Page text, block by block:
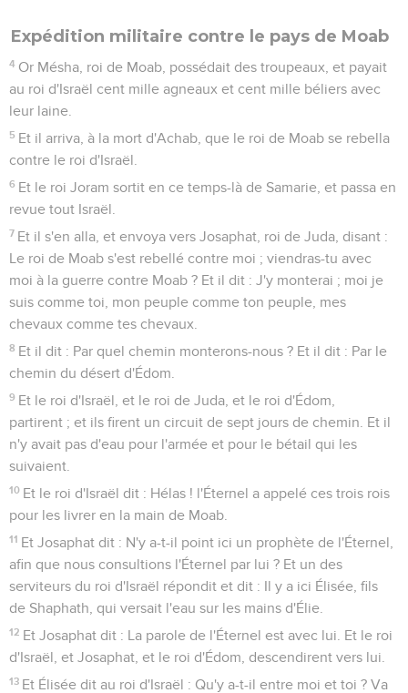
Expédition militaire contre le pays de Moab
4 Or Mésha, roi de Moab, possédait des troupeaux, et payait
au roi d'Israël cent mille agneaux et cent mille béliers avec
leur laine.
5 Et il arriva, à la mort d'Achab, que le roi de Moab se rebella
contre le roi d'Israël.
6 Et le roi Joram sortit en ce temps-là de Samarie, et passa en
revue tout Israël.
7 Et il s'en alla, et envoya vers Josaphat, roi de Juda, disant :
Le roi de Moab s'est rebellé contre moi ; viendras-tu avec
moi à la guerre contre Moab ? Et il dit : J'y monterai ; moi je
suis comme toi, mon peuple comme ton peuple, mes
chevaux comme tes chevaux.
8 Et il dit : Par quel chemin monterons-nous ? Et il dit : Par le
chemin du désert d'Édom.
9 Et le roi d'Israël, et le roi de Juda, et le roi d'Édom,
partirent ; et ils firent un circuit de sept jours de chemin. Et il
n'y avait pas d'eau pour l'armée et pour le bétail qui les
suivaient.
10 Et le roi d'Israël dit : Hélas ! l'Éternel a appelé ces trois rois
pour les livrer en la main de Moab.
11 Et Josaphat dit : N'y a-t-il point ici un prophète de l'Éternel,
afin que nous consultions l'Éternel par lui ? Et un des
serviteurs du roi d'Israël répondit et dit : Il y a ici Élisée, fils
de Shaphath, qui versait l'eau sur les mains d'Élie.
12 Et Josaphat dit : La parole de l'Éternel est avec lui. Et le roi
d'Israël, et Josaphat, et le roi d'Édom, descendirent vers lui.
13 Et Élisée dit au roi d'Israël : Qu'y a-t-il entre moi et toi ? Va